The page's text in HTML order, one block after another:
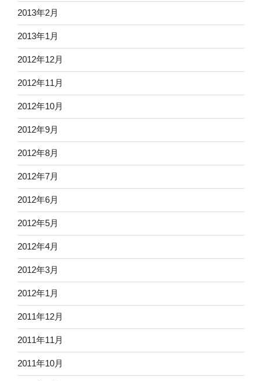
2013年2月
2013年1月
2012年12月
2012年11月
2012年10月
2012年9月
2012年8月
2012年7月
2012年6月
2012年5月
2012年4月
2012年3月
2012年1月
2011年12月
2011年11月
2011年10月